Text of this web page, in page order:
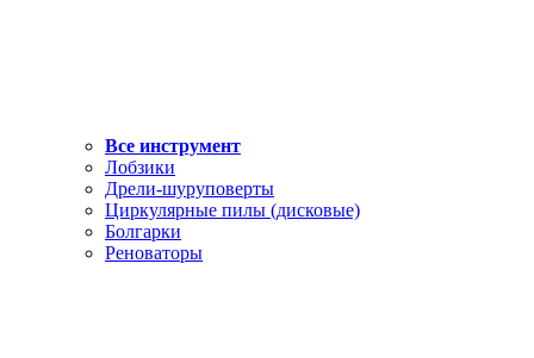
Все инструмент
Лобзики
Дрели-шуруповерты
Циркулярные пилы (дисковые)
Болгарки
Реноваторы